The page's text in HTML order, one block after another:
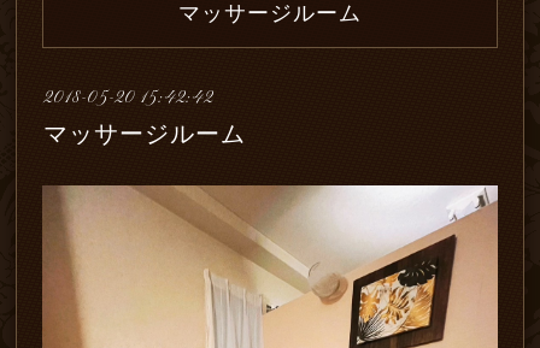
マッサージルーム
2018-05-20 15:42:42
マッサージルーム